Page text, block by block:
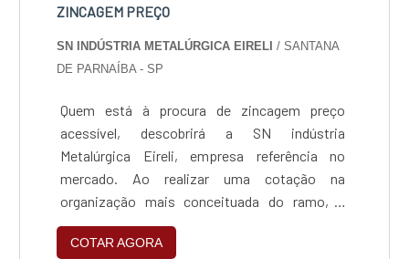
ZINCAGEM PREÇO
SN INDÚSTRIA METALÚRGICA EIRELI/ SANTANA
DE PARNAÍBA - SP
Quem está à procura de zincagem preço
acessível, descobrirá a SN indústria
Metalúrgica Eireli, empresa referência no
mercado. Ao realizar uma cotação na
organização mais conceituada do ramo, o
cliente contará com serviços de excelência e o
suporte de especialistas para sanar eventuais
COTAR AGORA